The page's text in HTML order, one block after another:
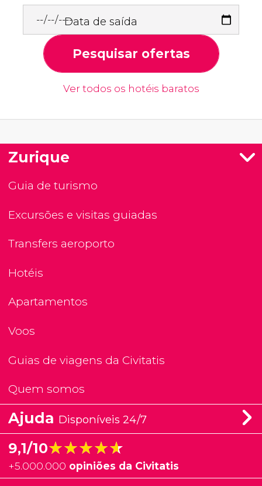
Data de saída
Pesquisar ofertas
Ver todos os hotéis baratos
Zurique
Guia de turismo
Excursões e visitas guiadas
Transfers aeroporto
Hotéis
Apartamentos
Voos
Guias de viagens da Civitatis
Quem somos
Ajuda Disponíveis 24/7
9,1/10★★★★★
★★★★★
+5.000.000 opiniões da Civitatis